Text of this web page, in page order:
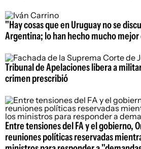
"Hay cosas que en Uruguay no se
Argentina; lo han hecho mucho
Tribunal de Apelaciones libera a
crimen prescribió
Entre tensiones del FA y el gobierno,
reuniones políticas reservadas